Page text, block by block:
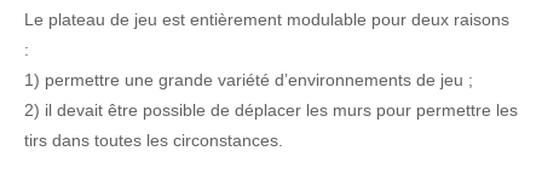
Le plateau de jeu est entièrement modulable pour deux raisons
:
1) permettre une grande variété d’environnements de jeu ;
2) il devait être possible de déplacer les murs pour permettre les
tirs dans toutes les circonstances.